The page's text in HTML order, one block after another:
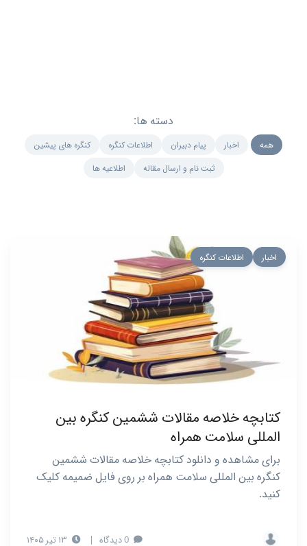
دسته ها:
همه اخبار پیام دبیران اطلاعات کنگره
کنگره های پیشین
ثبت نام و ارسال مقاله
اطلاعیه ها
اخبار اطلاعات کنگره
کتابچه خلاصه مقالات ششمین کنگره بین
المللی سلامت همراه
برای مشاهده و دانلود کتابچه خلاصه مقالات ششمین
کنگره بین المللی سلامت همراه بر روی فایل ضمیمه کلیک
کنید.
|